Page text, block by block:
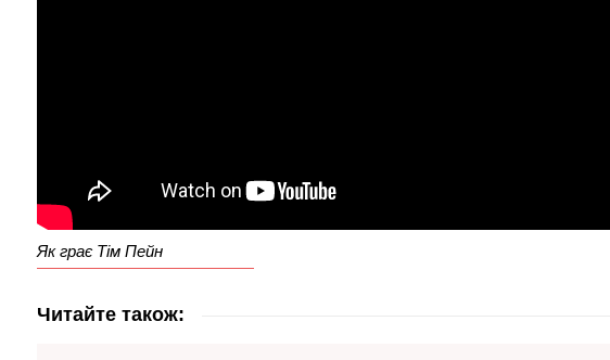
Як грає Тім Пейн
Читайте також: